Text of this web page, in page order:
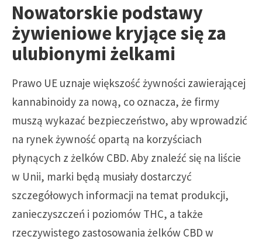
Nowatorskie podstawy
żywieniowe kryjące się za
ulubionymi żelkami
Prawo UE uznaje większość żywności zawierającej
kannabinoidy za nową, co oznacza, że firmy
muszą wykazać bezpieczeństwo, aby wprowadzić
na rynek żywność opartą na korzyściach
płynących z żelków CBD. Aby znaleźć się na liście
w Unii, marki będą musiały dostarczyć
szczegółowych informacji na temat produkcji,
zanieczyszczeń i poziomów THC, a także
rzeczywistego zastosowania żelków CBD w